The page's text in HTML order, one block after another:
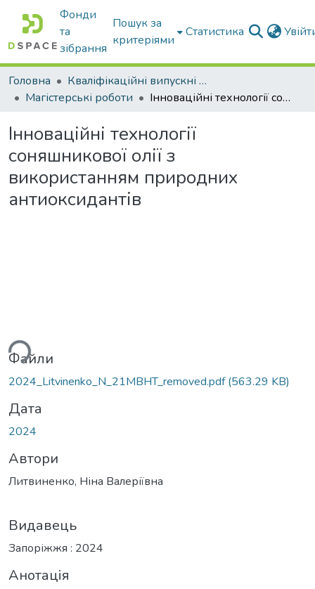
Фонди
та
зібрання
Пошук за
критеріями
Статистика
Головна
Кваліфікаційні випускні роботи бакалаврів і магістрів
Магістерські роботи
Інноваційні технології соняшникової олії з використанням природних антиоксидантів
Інноваційні технології
соняшникової олії з
використанням природних
антиоксидантів
Файли
2024_Litvinenko_N_21MBHT_removed.pdf(563.29 KB)
Дата
2024
Автори
Литвиненко, Ніна Валеріївна
Видавець
Запоріжжя : 2024
Анотація